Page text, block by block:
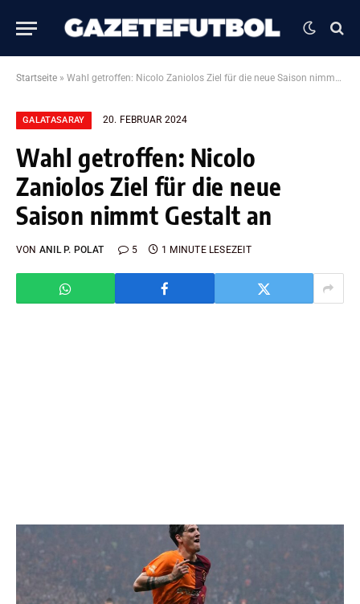
Startseite » Wahl getroffen: Nicolo Zaniolos Ziel für die neue Saison nimmt Gestalt an
GALATASARAY 20. FEBRUAR 2024
Wahl getroffen: Nicolo
Zaniolos Ziel für die neue
Saison nimmt Gestalt an
VON ANIL P. POLAT 5 1 MINUTE LESEZEIT